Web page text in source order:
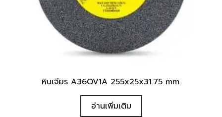
หินเจียร A36QV1A 255x25x31.75 mm.
อ่านเพิ่มเติม